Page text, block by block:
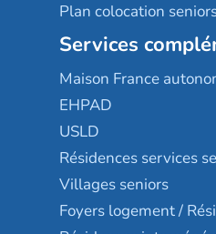
Plan colocation
Services
Maison France
EHPAD
USLD
Résidences services
Villages seniors
Foyers logement /